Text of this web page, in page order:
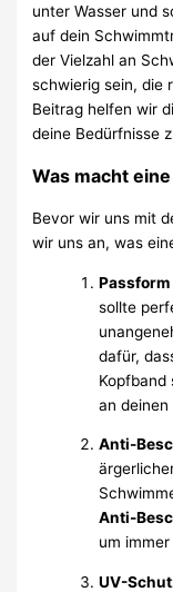
unter Wasser und
auf dein
der Vielzahl an
schwierig sein, die
Beitrag helfen wir
deine Bedürfnisse
Was macht
Bevor wir uns mit
wir uns an, was
sollte
dafür,
Kopfband
an deinen
Anti-
Anti-
um
UV-